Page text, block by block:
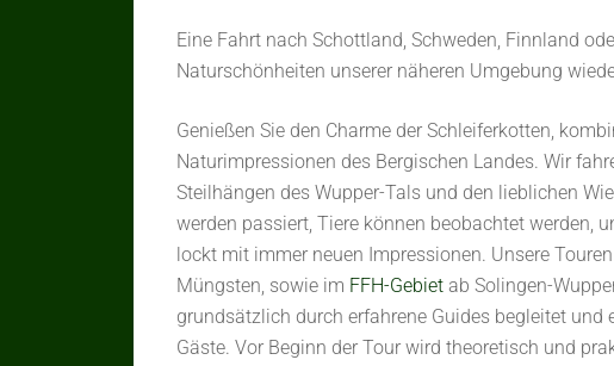
Eine Fahrt nach Schottland, Schweden, Finnland
Naturschönheiten unserer näheren Umgebung
Genießen Sie den Charme der Schleiferkotten,
Naturimpressionen des Bergischen Landes. Wir
Steilhängen des Wupper-Tals und den lieblichen
werden passiert, Tiere können beobachtet werden,
lockt mit immer neuen Impressionen. Unsere
Müngsten, sowie im FFH-Gebiet ab Solingen-
grundsätzlich durch erfahrene Guides begleitet
Gäste. Vor Beginn der Tour wird theoretisch und